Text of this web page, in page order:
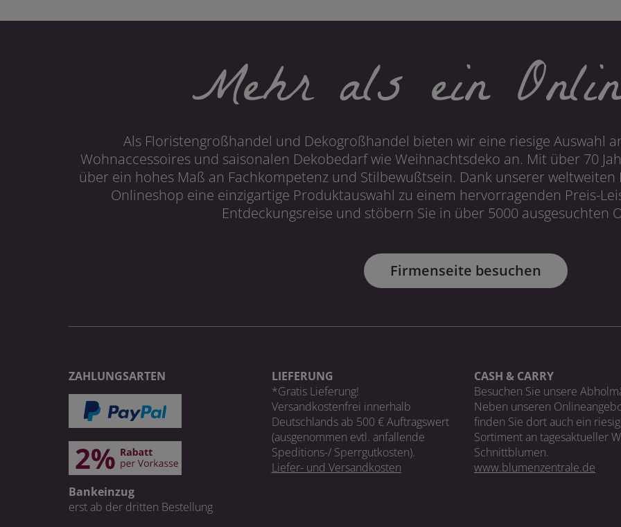
Mehr als ein
Als Floristengroßhandel und Dekogroßhandel bieten wir eine riesige Auswahl
Wohnaccessoires und saisonalen Dekobedarf wie Weihnachtsdeko an. Mit über 70
über ein hohes Maß an Fachkompetenz und Stilbewußtsein. Dank unserer
Onlineshop eine einzigartige Produktauswahl zu einem hervorragenden Preis-
Entdeckungsreise und stöbern Sie in über 5000 ausgesuchten
Firmenseite besuchen
ZAHLUNGSARTEN
Bankeinzug
erst ab der dritten Bestellung
LIEFERUNG
*Gratis Lieferung!
Versandkostenfrei innerhalb
Deutschlands ab 500 € Auftragswert
(ausgenommen evtl. anfallende
Speditions-/ Sperrgutkosten).
Liefer- und Versandkosten
CASH & CARRY
Besuchen Sie unsere
Neben unseren
finden Sie dort auch ein
Sortiment an tagesaktueller
Schnittblumen.
www.blumenzentrale.de